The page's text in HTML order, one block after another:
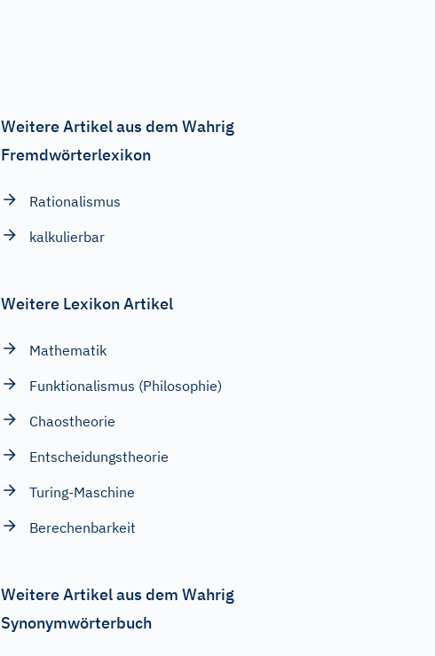
Weitere Artikel aus dem Wahrig
Fremdwörterlexikon
Rationalismus
kalkulierbar
Weitere Lexikon Artikel
Mathematik
Funktionalismus (Philosophie)
Chaostheorie
Entscheidungstheorie
Turing-Maschine
Berechenbarkeit
Weitere Artikel aus dem Wahrig
Synonymwörterbuch